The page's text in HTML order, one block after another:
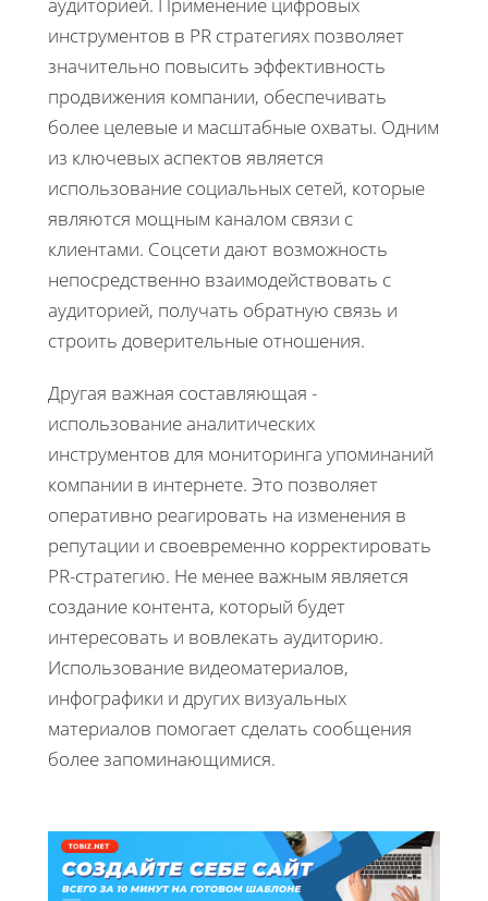
инструментов в PR стратегиях позволяет
значительно повысить эффективность
продвижения компании, обеспечивать
более целевые и масштабные охваты. Одним
из ключевых аспектов является
использование социальных сетей, которые
являются мощным каналом связи с
клиентами. Соцсети дают возможность
непосредственно взаимодействовать с
аудиторией, получать обратную связь и
строить доверительные отношения.
Другая важная составляющая -
использование аналитических
инструментов для мониторинга упоминаний
компании в интернете. Это позволяет
оперативно реагировать на изменения в
репутации и своевременно корректировать
PR-стратегию. Не менее важным является
создание контента, который будет
интересовать и вовлекать аудиторию.
Использование видеоматериалов,
инфографики и других визуальных
материалов помогает сделать сообщения
более запоминающимися.